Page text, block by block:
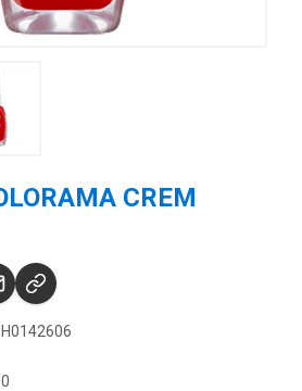
CREM